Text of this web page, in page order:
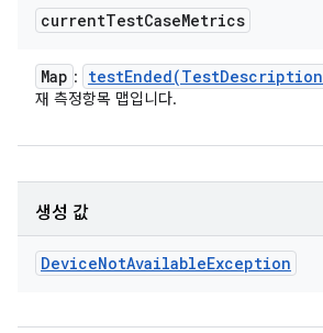
currentTestCaseMetrics
Map : testEnded(TestDescription
재 측정항목 맵입니다.
생성 값
DeviceNotAvailableException